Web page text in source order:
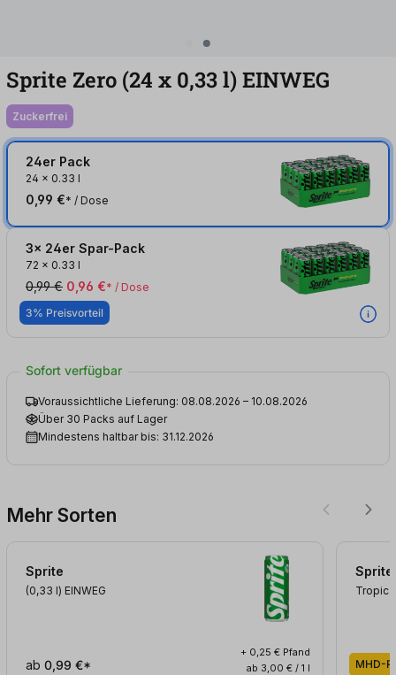
Sprite Zero (24 x 0,33l)EINWEG
zuckerfrei
24er Pack
24 x 0.33 l
0,99 €* / Dose
3x 24er Spar-Pack
72 x 0.33 l
0,99 € 0,96 €* / Dose
3% Preisvorteil
Sofort verfügbar
Voraussichtliche Lieferung: 08.08.2026 – 10.08.2026
Über 30 Packs auf Lager
Mindestens haltbar bis: 31.12.2026
Mehr Sorten
Sprite
(0,33 l) EINWEG
ab 0,99 €*
+ 0,25 € Pfand
ab 3,00 € / 1 l
Sprite
MHD-